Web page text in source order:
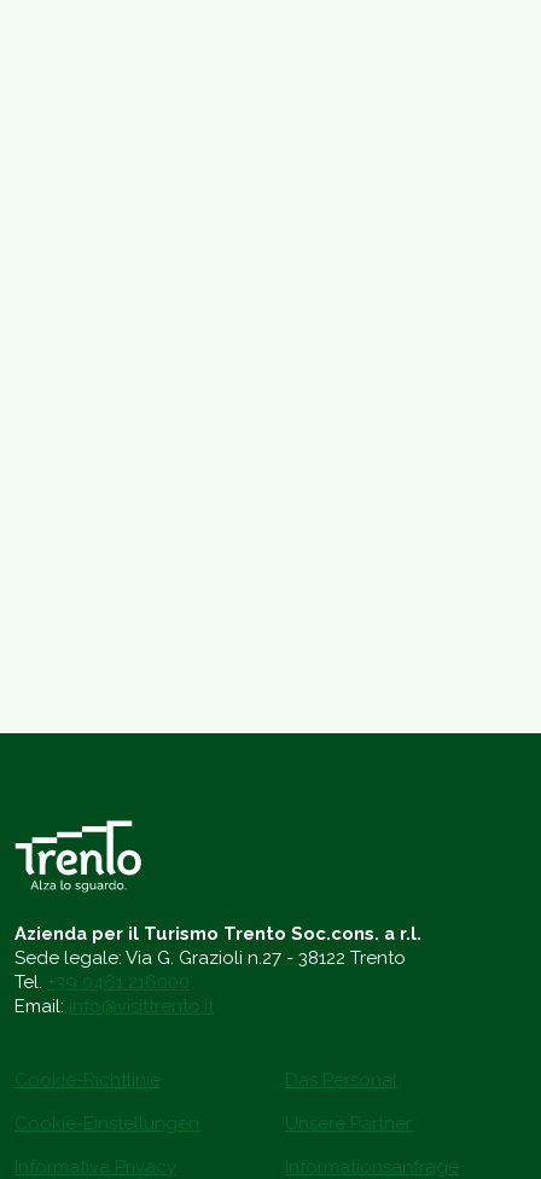
Azienda per il Turismo Trento Soc.cons. a r.l.
Sede legale: Via G. Grazioli n.27 - 38122 Trento
Tel. +39 0461 216000
Email: info@visittrento.it
Cookie-Richtlinie
Cookie-Einstellungen
Informativa Privacy
Das Personal
Unsere Partner
Informationsanfrage